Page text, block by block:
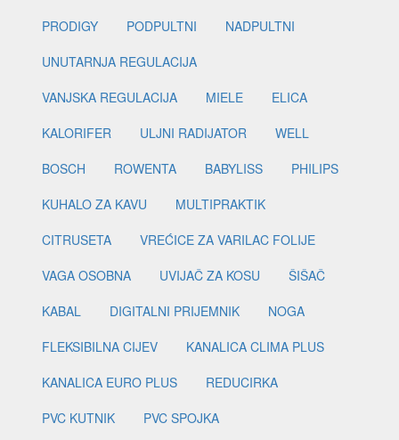
PRODIGY
PODPULTNI
NADPULTNI
UNUTARNJA REGULACIJA
VANJSKA REGULACIJA
MIELE
ELICA
KALORIFER
ULJNI RADIJATOR
WELL
BOSCH
ROWENTA BABYLISS
PHILIPS
KUHALO ZA KAVU
MULTIPRAKTIK
CITRUSETA
VREĆICE ZA VARILAC FOLIJE
VAGA OSOBNA
UVIJAČ ZA KOSU
ŠIŠAČ
KABAL
DIGITALNI PRIJEMNIK
NOGA
FLEKSIBILNA CIJEV
KANALICA CLIMA PLUS
KANALICA EURO PLUS
REDUCIRKA
PVC KUTNIK
PVC SPOJKA